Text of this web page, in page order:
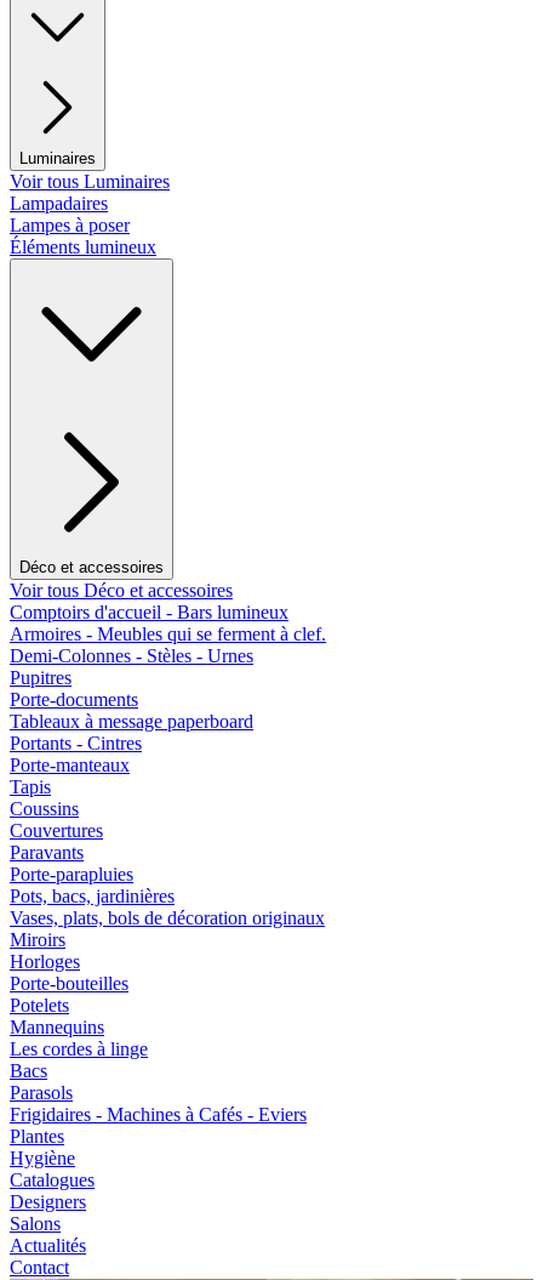
Luminaires
Voir tous Luminaires
Lampadaires
Lampes à poser
Éléments lumineux
Déco et accessoires
Voir tous Déco et accessoires
Comptoirs d'accueil - Bars lumineux
Armoires - Meubles qui se ferment à clef.
Demi-Colonnes - Stèles - Urnes
Pupitres
Porte-documents
Tableaux à message paperboard
Portants - Cintres
Porte-manteaux
Tapis
Coussins
Couvertures
Paravants
Porte-parapluies
Pots, bacs, jardinières
Vases, plats, bols de décoration originaux
Miroirs
Horloges
Porte-bouteilles
Potelets
Mannequins
Les cordes à linge
Bacs
Parasols
Frigidaires - Machines à Cafés - Eviers
Plantes
Hygiène
Catalogues
Designers
Salons
Actualités
Contact